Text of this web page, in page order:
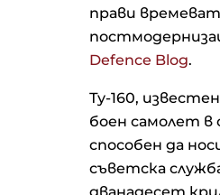
прави
Defence Blog.
Ту-160,
боен самолет в
способен да
съветска